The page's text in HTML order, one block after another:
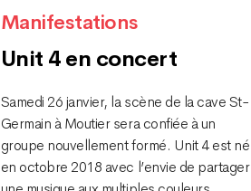
Manifestations
Unit 4 en concert
Samedi 26 janvier, la scène de la cave St-
Germain à Moutier sera confiée à un
groupe nouvellement formé. Unit 4 est né
en octobre 2018 avec l’envie de partager